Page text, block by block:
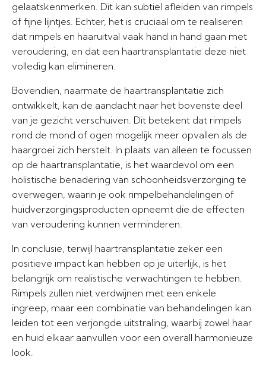
gelaatskenmerken. Dit kan subtiel afleiden van rimpels
of fijne lijntjes. Echter, het is cruciaal om te realiseren
dat rimpels en haaruitval vaak hand in hand gaan met
veroudering, en dat een haartransplantatie deze niet
volledig kan elimineren.
Bovendien, naarmate de haartransplantatie zich
ontwikkelt, kan de aandacht naar het bovenste deel
van je gezicht verschuiven. Dit betekent dat rimpels
rond de mond of ogen mogelijk meer opvallen als de
haargroei zich herstelt. In plaats van alleen te focussen
op de haartransplantatie, is het waardevol om een
holistische benadering van schoonheidsverzorging te
overwegen, waarin je ook rimpelbehandelingen of
huidverzorgingsproducten opneemt die de effecten
van veroudering kunnen verminderen.
In conclusie, terwijl haartransplantatie zeker een
positieve impact kan hebben op je uiterlijk, is het
belangrijk om realistische verwachtingen te hebben.
Rimpels zullen niet verdwijnen met een enkele
ingreep, maar een combinatie van behandelingen kan
leiden tot een verjongde uitstraling, waarbij zowel haar
en huid elkaar aanvullen voor een overall harmonieuze
look.